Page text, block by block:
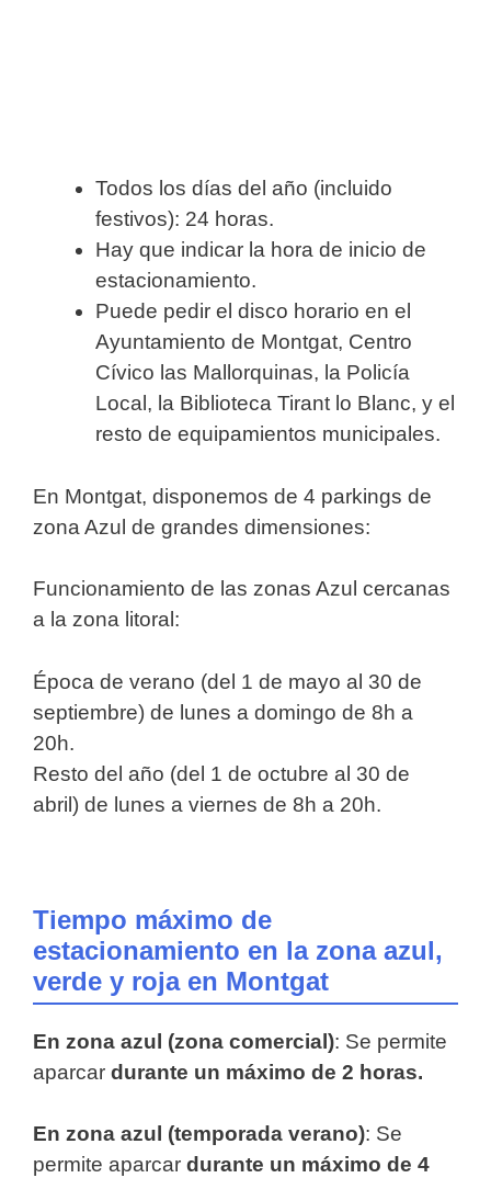
Todos los días del año (incluido
festivos): 24 horas.
Hay que indicar la hora de inicio de
estacionamiento.
Puede pedir el disco horario en el
Ayuntamiento de Montgat, Centro
Cívico las Mallorquinas, la Policía
Local, la Biblioteca Tirant lo Blanc, y el
resto de equipamientos municipales.
En Montgat, disponemos de 4 parkings de
zona Azul de grandes dimensiones:
Funcionamiento de las zonas Azul cercanas
a la zona litoral:
Época de verano (del 1 de mayo al 30 de
septiembre) de lunes a domingo de 8h a
20h.
Resto del año (del 1 de octubre al 30 de
abril) de lunes a viernes de 8h a 20h.
Tiempo máximo de
estacionamiento en la zona azul,
verde y roja en Montgat
En zona azul (zona comercial): Se permite
aparcar durante un máximo de 2 horas.
En zona azul (temporada verano): Se
permite aparcar durante un máximo de 4